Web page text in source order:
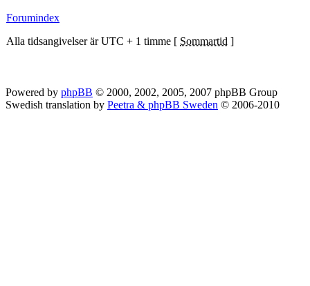
Forumindex
Alla tidsangivelser är UTC + 1 timme [ Sommartid ]
Powered by phpBB © 2000, 2002, 2005, 2007 phpBB Group
Swedish translation by Peetra & phpBB Sweden © 2006-2010